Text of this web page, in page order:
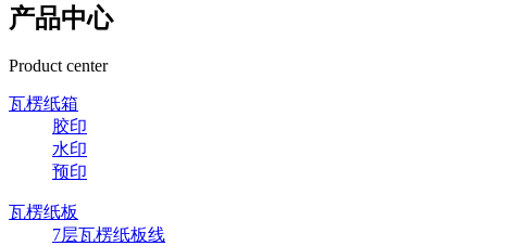
产品中心
Product center
瓦楞纸箱
胶印
水印
预印
瓦楞纸板
7层瓦楞纸板线